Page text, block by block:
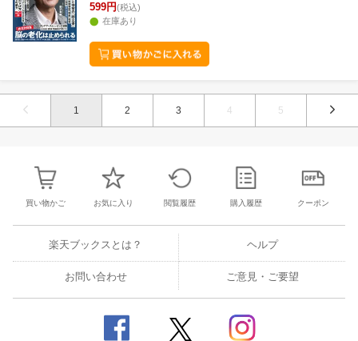
599円(税込)
在庫あり
1 2 3 4 5
買い物かご お気に入り 閲覧履歴 購入履歴 クーポン
楽天ブックスとは？ ヘルプ
お問い合わせ ご意見・ご要望